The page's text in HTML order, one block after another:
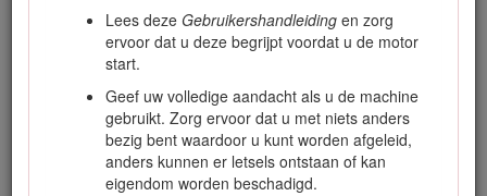
Lees deze Gebruikershandleiding en zorg
ervoor dat u deze begrijpt voordat u de motor
start.
Geef uw volledige aandacht als u de machine
gebruikt. Zorg ervoor dat u met niets anders
bezig bent waardoor u kunt worden afgeleid,
anders kunnen er letsels ontstaan of kan
eigendom worden beschadigd.
Lees deze informatie zorgvuldig door, zodat u weet hoe u de
machine op de juiste wijze moet gebruiken en onderhouden
bent verantwoordelijk voor het juiste en veilige gebruik van
de machine.
Ga naar www.Toro.com voor documentatie over
productveiligheid en bedieningsinstructies, informatie over